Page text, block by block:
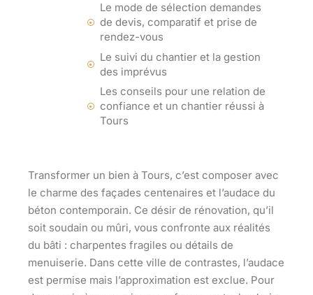
Le mode de sélection demandes
de devis, comparatif et prise de
rendez-vous
Le suivi du chantier et la gestion
des imprévus
Les conseils pour une relation de
confiance et un chantier réussi à
Tours
Transformer un bien à Tours, c’est composer avec
le charme des façades centenaires et l’audace du
béton contemporain. Ce désir de rénovation, qu’il
soit soudain ou mûri, vous confronte aux réalités
du bâti : charpentes fragiles ou détails de
menuiserie. Dans cette ville de contrastes, l’audace
est permise mais l’approximation est exclue. Pour